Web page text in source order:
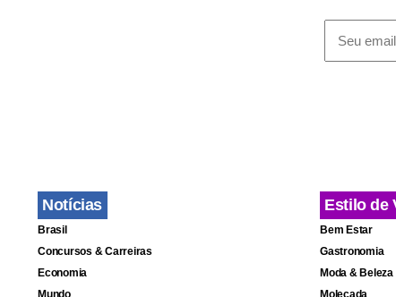
tortura. No
palavra
Notícias
Brasil
Concursos & Carreiras
Economia
Mundo
Estilo de
Bem Estar
Gastronomia
Moda & Beleza
Molecada